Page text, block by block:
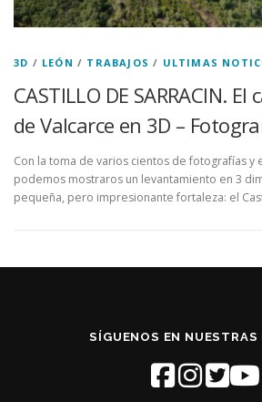
3D / LEÓN / TRABAJOS / ULTIMAS
CASTILLO DE SARRACIN.
de Valcarce en 3D –
Con la toma de varios cientos de fotografías y
podemos mostraros un levantamiento en 3
pequeña, pero impresionante fortaleza: el
SÍGUENOS EN NUESTRAS